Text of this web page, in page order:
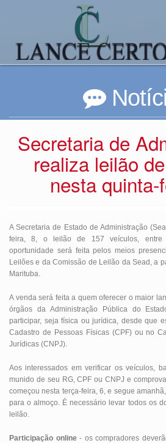
Secretaria de
realiza leilão
nesta quinta-
A Secretaria de Estado de Administração
feira, 8, o leilão de 157 veículos, entre
oportunidade será feita pelos meios
Leilões e da Comissão de Leilão da Sead, a
Marituba.
A venda será feita a quem oferecer o maior
órgãos da Administração Pública do
participar, seja física ou jurídica, desde que
Cadastro de Pessoas Físicas (CPF) ou no
Jurídicas (CNPJ).
Aos interessados em verificar os veículos,
munido de seu RG, CPF ou CNPJ e
começou nesta terça-feira, 6, e segue
para o almoço. É necessário levar todos os
leilão.
Participação online- os compradores